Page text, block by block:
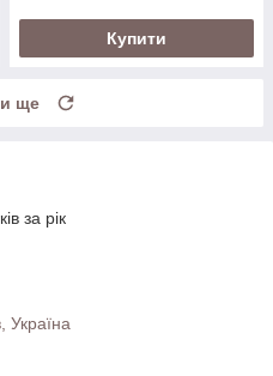
Купити
ще
за рік
Україна